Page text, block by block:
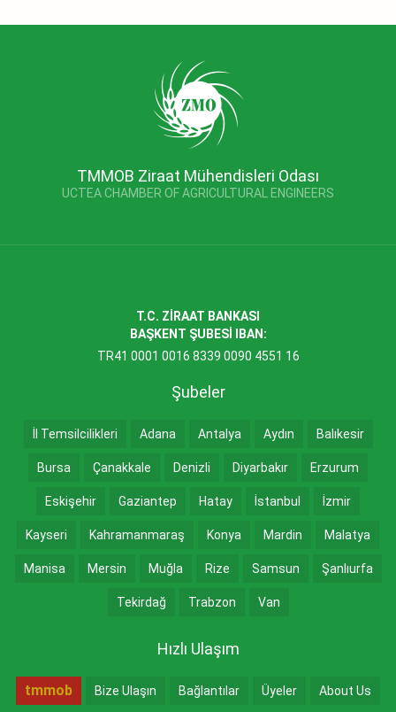
TMMOB Ziraat Mühendisleri Odası
UCTEA CHAMBER OF AGRICULTURAL ENGINEERS
T.C. ZİRAAT BANKASI
BAŞKENT ŞUBESİ IBAN:
TR41 0001 0016 8339 0090 4551 16
Şubeler
İl Temsilcilikleri Adana Antalya Aydın Balıkesir
Bursa Çanakkale Denizli Diyarbakır Erzurum
Eskişehir Gaziantep Hatay İstanbul İzmir
Kayseri Kahramanmaraş Konya Mardin Malatya
Manisa Mersin Muğla Rize Samsun Şanlıurfa
Tekirdağ Trabzon Van
Hızlı Ulaşım
tmmob Bize Ulaşın Bağlantılar Üyeler About Us